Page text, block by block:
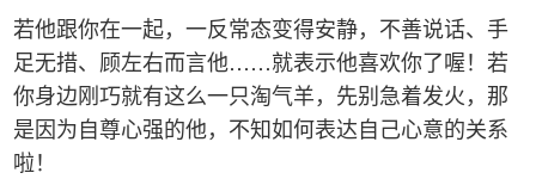
若他跟你在一起，一反常态变得安静，不善说话、手
足无措、顾左右而言他……就表示他喜欢你了喔！若
你身边刚巧就有这么一只淘气羊，先别急着发火，那
是因为自尊心强的他，不知如何表达自己心意的关系
啦！